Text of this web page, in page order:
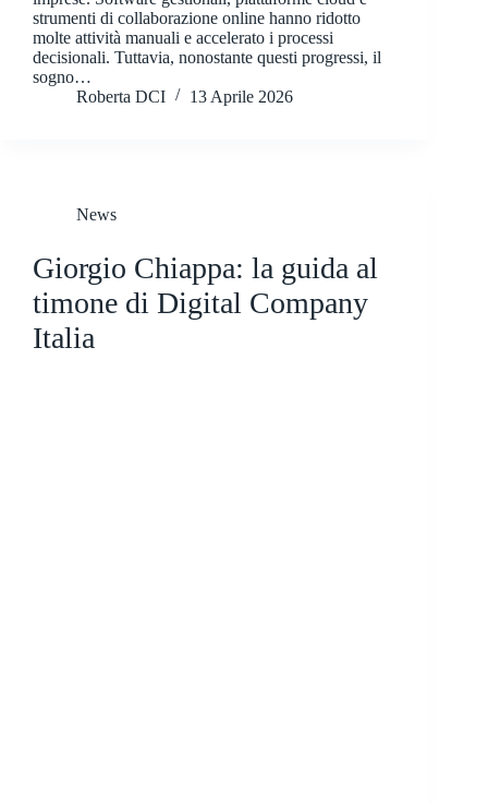
strumenti di collaborazione online hanno ridotto
molte attività manuali e accelerato i processi
decisionali. Tuttavia, nonostante questi progressi, il
sogno…
Roberta DCI
13 Aprile 2026
News
Giorgio Chiappa: la guida al
timone di Digital Company
Italia